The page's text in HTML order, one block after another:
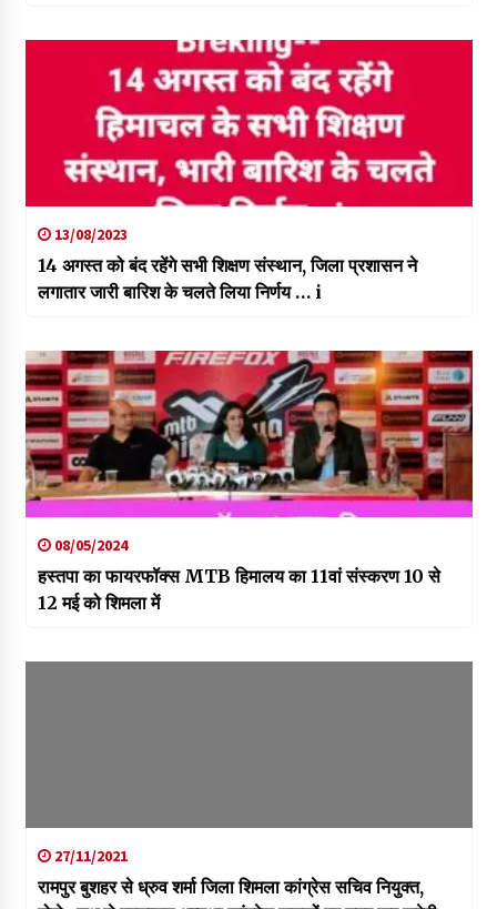
13/08/2023
14 अगस्त को बंद रहेंगे सभी शिक्षण संस्थान, जिला प्रशासन ने
लगातार जारी बारिश के चलते लिया निर्णय … i
08/05/2024
हस्तपा का फायरफॉक्स MTB हिमालय का 11वां संस्करण 10 से
12 मई को शिमला में
27/11/2021
रामपुर बुशहर से ध्रुव शर्मा जिला शिमला कांग्रेस सचिव नियुक्त,